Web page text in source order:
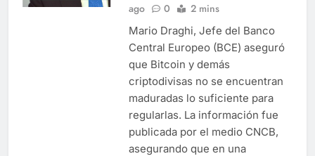
ago
0 2 mins
Mario Draghi, Jefe del Banco
Central Europeo (BCE) aseguró
que Bitcoin y demás
criptodivisas no se encuentran
maduradas lo suficiente para
regularlas. La información fue
publicada por el medio CNCB,
asegurando que en una